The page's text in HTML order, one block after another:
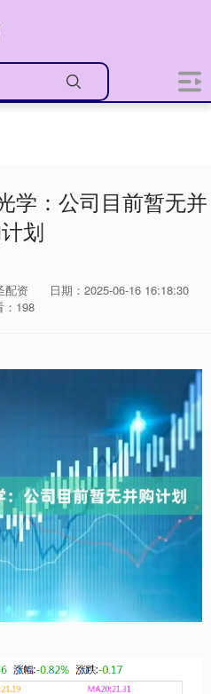
学：公司目前暂无并
划
配资
日期：2025-06-16 16:18:30
：198